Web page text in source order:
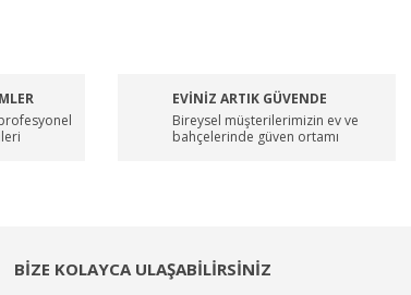
EVİNİZ ARTIK GÜVENDE
Bireysel müşterilerimizin ev ve
bahçelerinde güven ortamı
BİZE KOLAYCA ULAŞABİLİRSİNİZ